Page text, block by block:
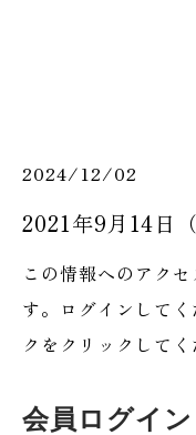
2024/12/02
2021年9月14日（
この情報へのアク
す。ログインして
クをクリックしてく
会員ログイン